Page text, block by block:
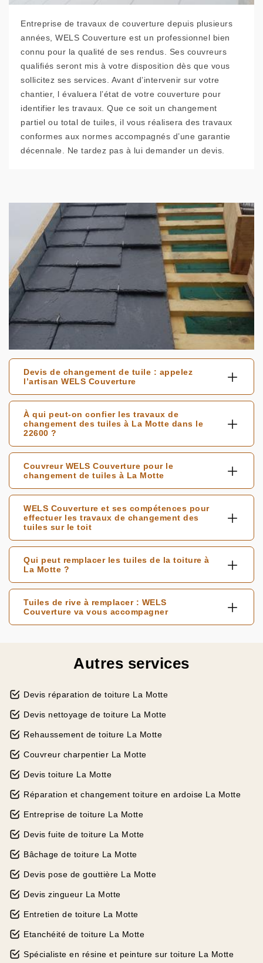
Entreprise de travaux de couverture depuis plusieurs
années, WELS Couverture est un professionnel bien
connu pour la qualité de ses rendus. Ses couvreurs
qualifiés seront mis à votre disposition dès que vous
sollicitez ses services. Avant d’intervenir sur votre
chantier, l évaluera l’état de votre couverture pour
identifier les travaux. Que ce soit un changement
partiel ou total de tuiles, il vous réalisera des travaux
conformes aux normes accompagnés d’une garantie
décennale. Ne tardez pas à lui demander un devis.
Devis de changement de tuile : appelez
l’artisan WELS Couverture
À qui peut-on confier les travaux de
changement des tuiles à La Motte dans le
22600 ?
Couvreur WELS Couverture pour le
changement de tuiles à La Motte
WELS Couverture et ses compétences pour
effectuer les travaux de changement des
tuiles sur le toit
Qui peut remplacer les tuiles de la toiture à
La Motte ?
Tuiles de rive à remplacer : WELS
Couverture va vous accompagner
Autres services
Devis réparation de toiture La Motte
Devis nettoyage de toiture La Motte
Rehaussement de toiture La Motte
Couvreur charpentier La Motte
Devis toiture La Motte
Réparation et changement toiture en ardoise La Motte
Entreprise de toiture La Motte
Devis fuite de toiture La Motte
Bâchage de toiture La Motte
Devis pose de gouttière La Motte
Devis zingueur La Motte
Entretien de toiture La Motte
Etanchéité de toiture La Motte
Spécialiste en résine et peinture sur toiture La Motte